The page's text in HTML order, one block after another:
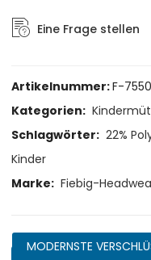
Eine Frage stellen
Artikelnummer:F-
Kategorien:
Schlagwörter: 22%
Kinder
Marke: Fiebig-
MODERNSTE